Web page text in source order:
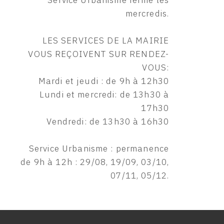
mercredis.
LES SERVICES DE LA MAIRIE
VOUS REÇOIVENT SUR RENDEZ-
VOUS:
Mardi et jeudi : de 9h à 12h30
Lundi et mercredi: de 13h30 à
17h30
Vendredi: de 13h30 à 16h30
Service Urbanisme : permanence
de 9h à 12h : 29/08, 19/09, 03/10,
07/11, 05/12.